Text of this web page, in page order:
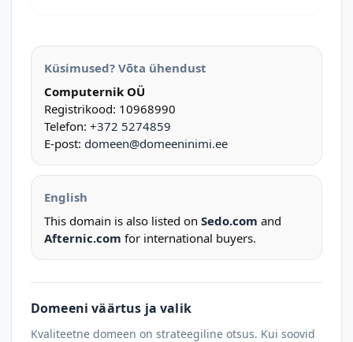
Küsimused? Võta ühendust
Computernik OÜ
Registrikood: 10968990
Telefon: +372 5274859
E-post: domeen@domeeninimi.ee
English
This domain is also listed on Sedo.com and
Afternic.com for international buyers.
Domeeni väärtus ja valik
Kvaliteetne domeen on strateegiline otsus. Kui soovid